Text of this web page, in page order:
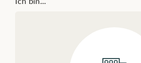
Ich bin…